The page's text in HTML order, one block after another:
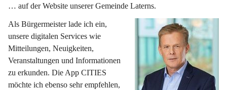
… auf der Website unserer Gemeinde Laterns.
Als Bürgermeister lade ich ein,
unsere digitalen Services wie
Mitteilungen, Neuigkeiten,
Veranstaltungen und Informationen
zu erkunden. Die App CITIES
möchte ich ebenso sehr empfehlen,